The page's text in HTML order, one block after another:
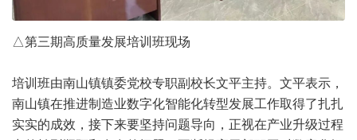
△第三期高质量发展培训班现场
培训班由南山镇镇委党校专职副校长文平主持。文平表示，
南山镇在推进制造业数字化智能化转型发展工作取得了扎扎
实实的成效，接下来要坚持问题导向，正视在产业升级过程